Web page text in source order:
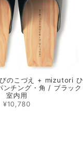
びのこづえ + mizutori ひ
ンチング・角 / ブラック
室内用
¥10,780